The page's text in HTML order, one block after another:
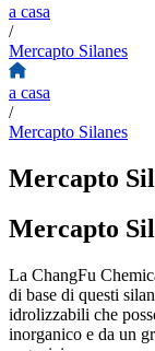
a casa
/
Mercapto Silanes
a casa
/
Mercapto Silanes
Mercapto
Mercapto
La ChangFu
di base di questi
idrolizzabili che
inorganico e da un